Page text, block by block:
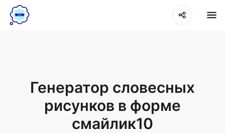
Генератор словесных
рисунков в форме
смайлик10